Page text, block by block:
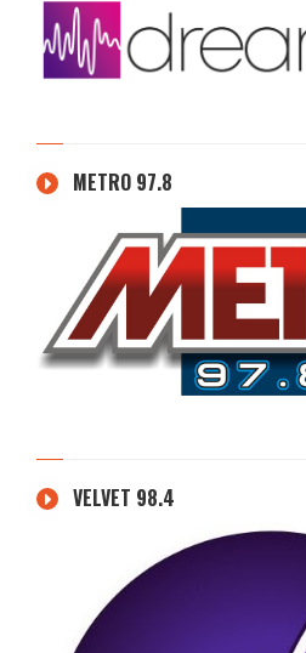
METRO 97.8
VELVET 98.4